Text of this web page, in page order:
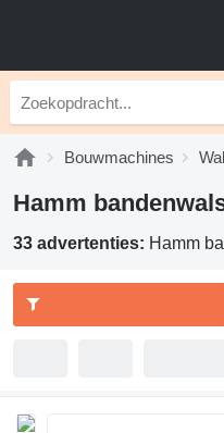
Bouwmachines
Hamm
33 advertenties: Hamm